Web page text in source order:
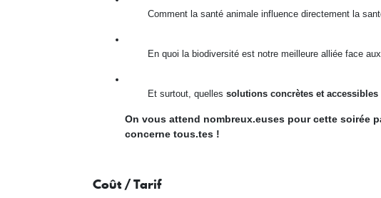
Comment la santé animale influence directement la
En quoi la biodiversité est notre meilleure alliée face
Et surtout, quelles solutions concrètes et accessibles
On vous attend nombreux.euses pour cette soirée
concerne tous.tes !
Coût / Tarif